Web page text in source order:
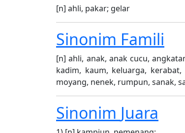
[n] ahli, pakar; gelar
Sinonim Famili
[n] ahli, anak, anak cucu,
kadim, kaum, keluarga,
moyang, nenek, rumpun, sanak,
Sinonim Juara